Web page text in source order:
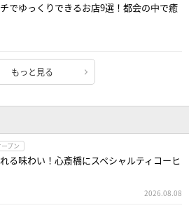
チでゆっくりできるお店9選！都会の中で癒
もっと見る
プン
る味わい！心斎橋にスペシャルティコーヒ
2026.08.08